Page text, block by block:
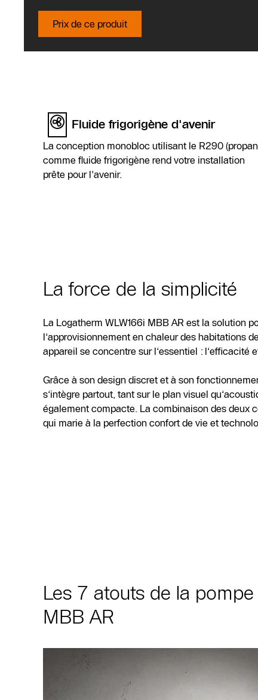
Prix de ce produit
Fluide frigorigène d'avenir
La conception monobloc utilisant le R290
comme fluide frigorigène rend votre installation
prête pour l'avenir.
La force de la simplicité
La Logatherm WLW166i MBB AR est la solution
l‘approvisionnement en chaleur des habitations
appareil se concentre sur l‘essentiel : l‘efficacité
Grâce à son design discret et à son
s‘intègre partout, tant sur le plan visuel
également compacte. La combinaison des deux
qui marie à la perfection confort de vie et
Les 7 atouts de la
MBB AR